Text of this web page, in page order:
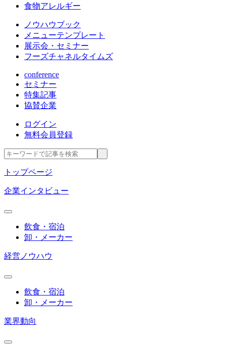
食物アレルギー
ノウハウブック
メニューテンプレート
展示会・セミナー
フーズチャネルタイムズ
conference
セミナー
特集記事
協賛企業
ログイン
無料会員登録
トップページ
企業インタビュー
飲食・宿泊
卸・メーカー
経営ノウハウ
飲食・宿泊
卸・メーカー
業界動向